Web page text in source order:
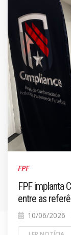
FPF
FPF implanta
entre as
10/06/2026